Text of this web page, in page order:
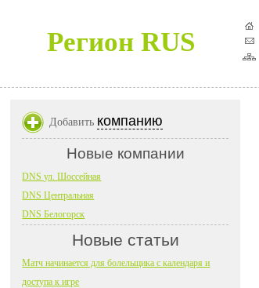
Регион RUS
Добавить компанию
Новые компании
DNS ул. Шоссейная
DNS Центральная
DNS Белогорск
Новые статьи
Матч начинается для болельщика с календаря и
доступа к игре